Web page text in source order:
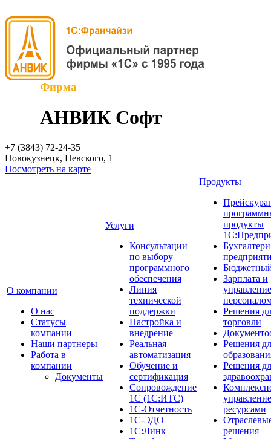
Фирма
АНВИК Софт
+7 (3843) 72-24-35
Новокузнецк, Невского, 1
Посмотреть на карте
О компании
О нас
Cтатусы
компании
Наши партнеры
Работа в
компании
Документы
Услуги
Консультации
по выбору
программного
обеспечения
Линия
технической
поддержки
Настройка и
внедрение
Реальная
автоматизация
Обучение и
сертификация
Сопровождение
1С (1С:ИТС)
1С-Отчетность
1С-ЭДО
1С:Линк
Продукты
продукты
Зарплата и
управление
Решения
торговли
Решения
Решения
управление
ресурсами
решения